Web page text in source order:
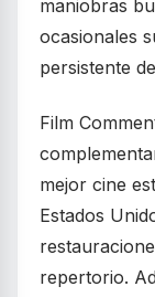
maniobras
ocasionales
persistente
Film
mejor cine
Estados
repertorio.